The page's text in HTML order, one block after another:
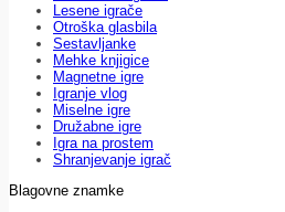
Lesene igrače
Otroška glasbila
Sestavljanke
Mehke knjigice
Magnetne igre
Igranje vlog
Miselne igre
Družabne igre
Igra na prostem
Shranjevanje igrač
Blagovne znamke